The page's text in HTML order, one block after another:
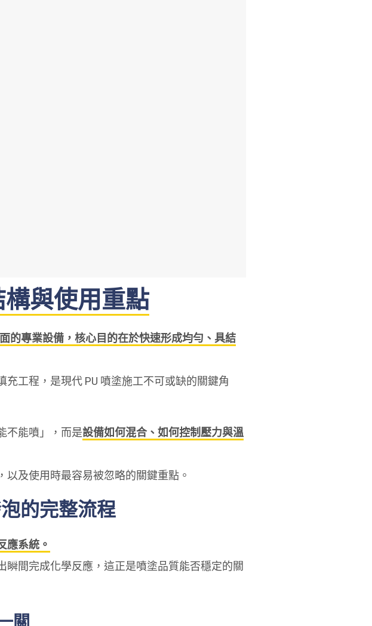
與使用重點
的專業設備，核心目的在於快速形成均勻、具結
工程，是現代 PU 噴塗施工不可或缺的關鍵角
不能噴」，而是設備如何混合、如何控制壓力與溫
及使用時最容易被忽略的關鍵重點。
的完整流程
應系統。
間完成化學反應，這正是噴塗品質能否穩定的關
關